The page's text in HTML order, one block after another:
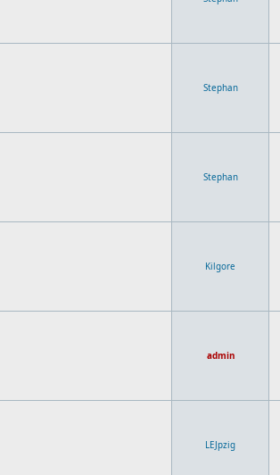
Stephan
Stephan
Kilgore
admin
LEJpzig